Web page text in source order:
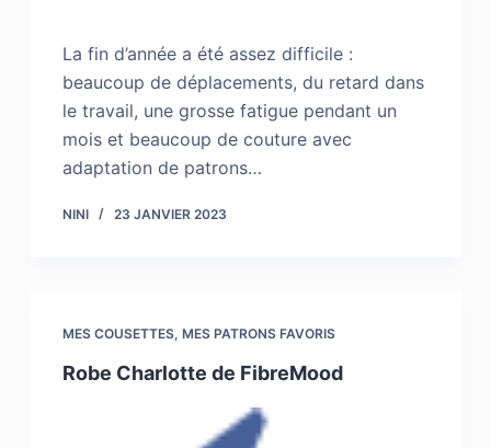
La fin d’année a été assez difficile :
beaucoup de déplacements, du retard dans
le travail, une grosse fatigue pendant un
mois et beaucoup de couture avec
adaptation de patrons…
NINI 23 JANVIER 2023
MES COUSETTES, MES PATRONS FAVORIS
Robe Charlotte de FibreMood